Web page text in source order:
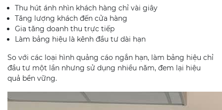
Thu hút ánh nhìn khách hàng chỉ vài giây
Tăng lượng khách đến cửa hàng
Gia tăng doanh thu trực tiếp
Làm bảng hiệu là kênh đầu tư dài hạn
So với các loại hình quảng cáo ngắn hạn, làm bảng hiệu chỉ
đầu tư một lần nhưng sử dụng nhiều năm, đem lại hiệu
quả bền vững.